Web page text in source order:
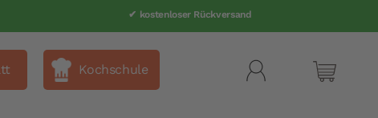
✔ kostenloser Rückversand
Mein
Kochschule